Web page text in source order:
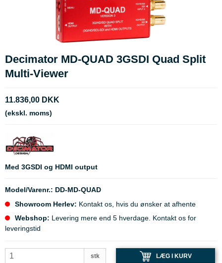
Decimator MD-QUAD 3GSDI Quad Split
Multi-Viewer
11.836,00 DKK
(ekskl. moms)
Med 3GSDI og HDMI output
Model/Varenr.: DD-MD-QUAD
Showroom Herlev: Kontakt os, hvis du ønsker at afhente
Webshop: Levering mere end 5 hverdage. Kontakt os for
leveringstid
stk LÆG I KURV